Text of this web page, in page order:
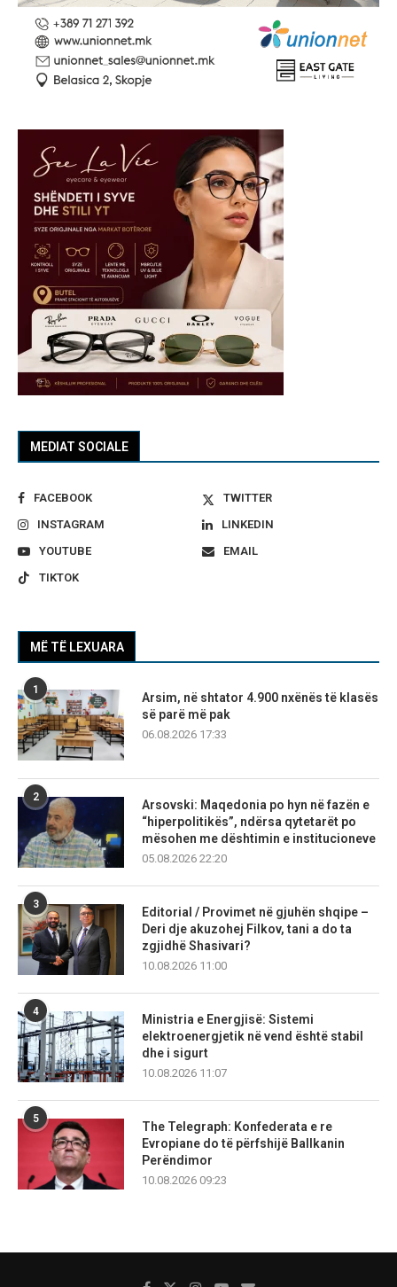
MEDIAT SOCIALE
FACEBOOK
TWITTER
INSTAGRAM
LINKEDIN
YOUTUBE
EMAIL
TIKTOK
MË TË LEXUARA
1
Arsim, në shtator 4.900 nxënës të klasës
së parë më pak
06.08.2026 17:33
2
Arsovski: Maqedonia po hyn në fazën e
“hiperpolitikës”, ndërsa qytetarët po
mësohen me dështimin e institucioneve
05.08.2026 22:20
3
Editorial / Provimet në gjuhën shqipe –
Deri dje akuzohej Filkov, tani a do ta
zgjidhë Shasivari?
10.08.2026 11:00
4
Ministria e Energjisë: Sistemi
elektroenergjetik në vend është stabil
dhe i sigurt
10.08.2026 11:07
5
The Telegraph: Konfederata e re
Evropiane do të përfshijë Ballkanin
Perëndimor
10.08.2026 09:23